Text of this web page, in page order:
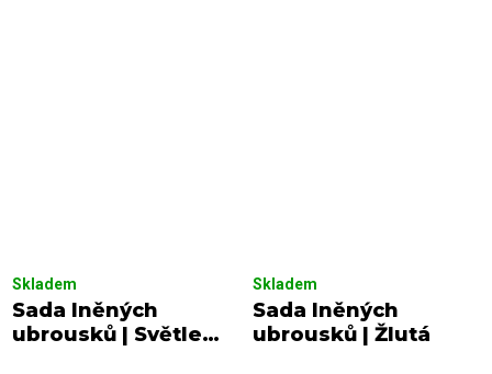
Sada lněných
ubrousků | Světle
Skladem
Sada lněných
ubrousků | Žlutá
Skladem